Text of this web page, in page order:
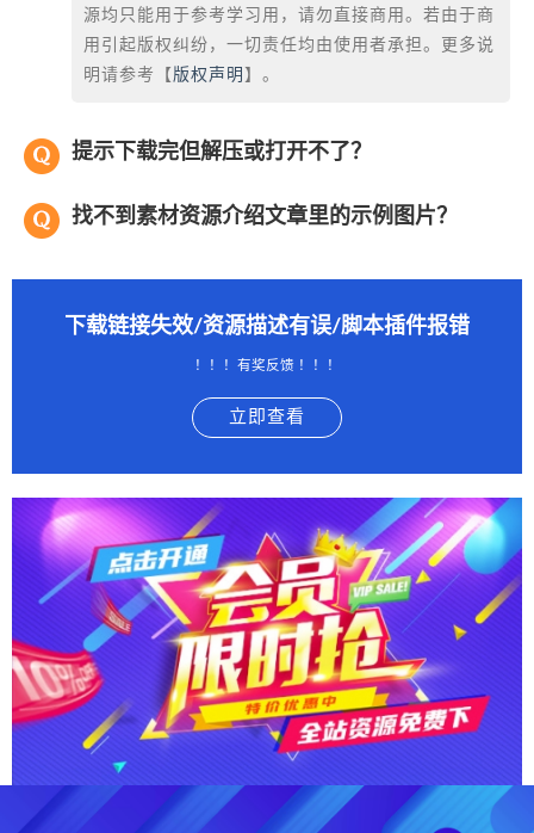
源均只能用于参考学习用，请勿直接商用。若由于商
用引起版权纠纷，一切责任均由使用者承担。更多说
明请参考【 版权声明 】。
提示下载完但解压或打开不了？
找不到素材资源介绍文章里的示例图片？
下载链接失效/资源描述有误/脚本插件报错
！！！有奖反馈 ！！！
立即查看